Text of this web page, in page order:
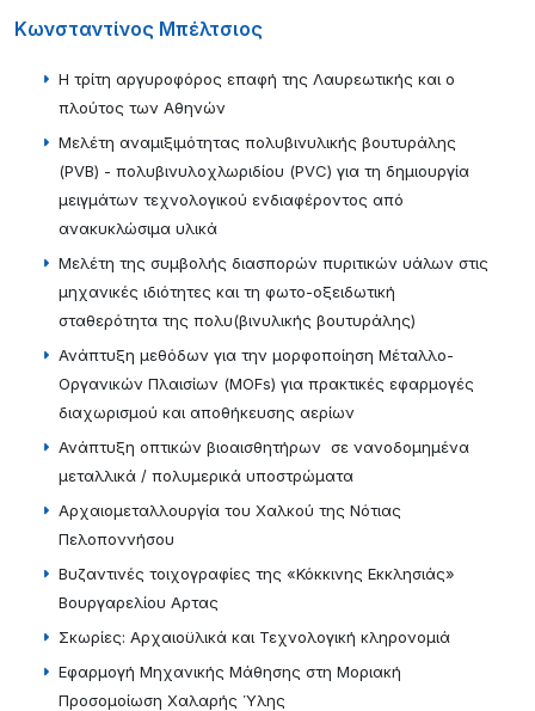
Κωνσταντίνος Μπέλτσιος
H τρίτη αργυροφόρος επαφή της Λαυρεωτικής και ο
πλούτος των Αθηνών
Μελέτη αναμιξιμότητας πολυβινυλικής βουτυράλης
(PVB) - πολυβινυλοχλωριδίου (PVC) για τη δημιουργία
μειγμάτων τεχνολογικού ενδιαφέροντος από
ανακυκλώσιμα υλικά
Μελέτη της συμβολής διασπορών πυριτικών υάλων στις
μηχανικές ιδιότητες και τη φωτο-οξειδωτική
σταθερότητα της πολυ(βινυλικής βουτυράλης)
Ανάπτυξη μεθόδων για την μορφοποίηση Μέταλλο-
Οργανικών Πλαισίων (MOFs) για πρακτικές εφαρμογές
διαχωρισμού και αποθήκευσης αερίων
Ανάπτυξη οπτικών βιοαισθητήρων σε νανοδομημένα
μεταλλικά / πολυμερικά υποστρώματα
Αρχαιομεταλλουργία του Χαλκού της Νότιας
Πελοποννήσου
Βυζαντινές τοιχογραφίες της «Κόκκινης Eκκλησιάς»
Βουργαρελίου Αρτας
Σκωρίες: Αρχαιοϋλικά και Τεχνολογική κληρονομιά
Εφαρμογή Μηχανικής Μάθησης στη Μοριακή
Προσομοίωση Χαλαρής Ύλης